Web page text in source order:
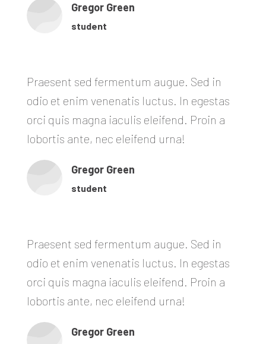
Gregor Green
student
Praesent sed fermentum augue. Sed in
odio et enim venenatis luctus. In egestas
orci quis magna iaculis eleifend. Proin a
lobortis ante, nec eleifend urna!
Gregor Green
student
Praesent sed fermentum augue. Sed in
odio et enim venenatis luctus. In egestas
orci quis magna iaculis eleifend. Proin a
lobortis ante, nec eleifend urna!
Gregor Green